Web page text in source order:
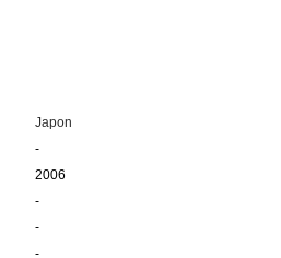
Japon
-
2006
-
-
-